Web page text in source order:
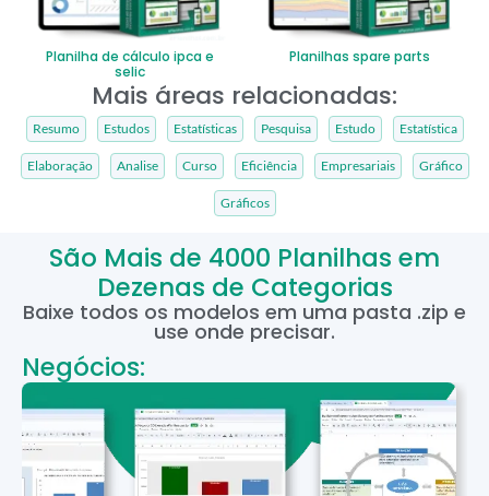
Planilha de cálculo ipca e
selic
Planilhas spare parts
Mais áreas relacionadas:
Resumo Estudos Estatísticas Pesquisa Estudo Estatística
Elaboração Analise Curso Eficiência Empresariais Gráfico
Gráficos
São Mais de 4000 Planilhas em
Dezenas de Categorias
Baixe todos os modelos em uma pasta .zip e
use onde precisar.
Negócios: